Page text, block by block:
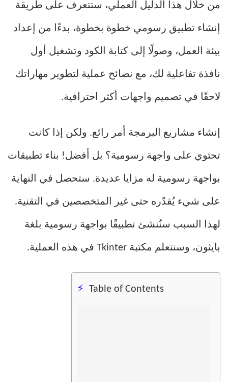
من خلال هذا الدليل العملي، ستتعرف على طريقة
إنشاء تطبيق رسومي خطوة بخطوة، بدءًا من إعداد
بيئة العمل، وصولًا إلى كتابة الكود وتشغيل أول
نافذة تفاعلية لك، مع نصائح عملية لتطوير مهاراتك
لاحقًا في تصميم واجهات أكثر احترافية.
إنشاء مشاريع البرمجة أمر رائع. ولكن إذا كانت
تحتوي على واجهة رسومية؟ بل أفضل! بناء تطبيقات
بواجهة رسومية له مزايا عديدة. ستحصل في النهاية
على شيء يُقدّره حتى غير المتخصصين في التقنية.
لهذا السبب سنُنشئ تطبيقًا بواجهة رسومية بلغة
بايثون، وسنتعلم مكتبة Tkinter في هذه العملية.
Table of Contents